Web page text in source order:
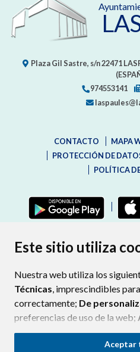
Este sitio utiliza
Nuestra web utiliza los
Técnicas, imprescindibles
correctamente; De
preferencias de uso de la web;
funcionamiento de la web y
Aceptar
Plaza Gil Sastre, s/n22471
974553141
CONTACTO MAPA
PROTECCIÓN DE
POLÍTICA